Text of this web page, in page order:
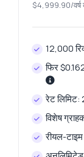
$4,999.90/वर्ष
12,000
फिर
रेट
विशेष
रीयल-टाइम
कुछ भी पूछें
बिल्ली की नस्ल पहचान